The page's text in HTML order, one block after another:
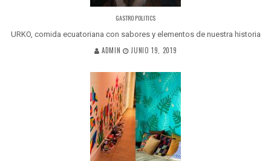
GASTRO POLITICS
URKO, comida ecuatoriana con sabores y elementos de nuestra historia
ADMIN JUNIO 19, 2019